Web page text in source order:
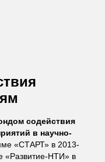
содействия
в научно-
«СТАРТ» в 2013-
«Развитие-НТИ» в